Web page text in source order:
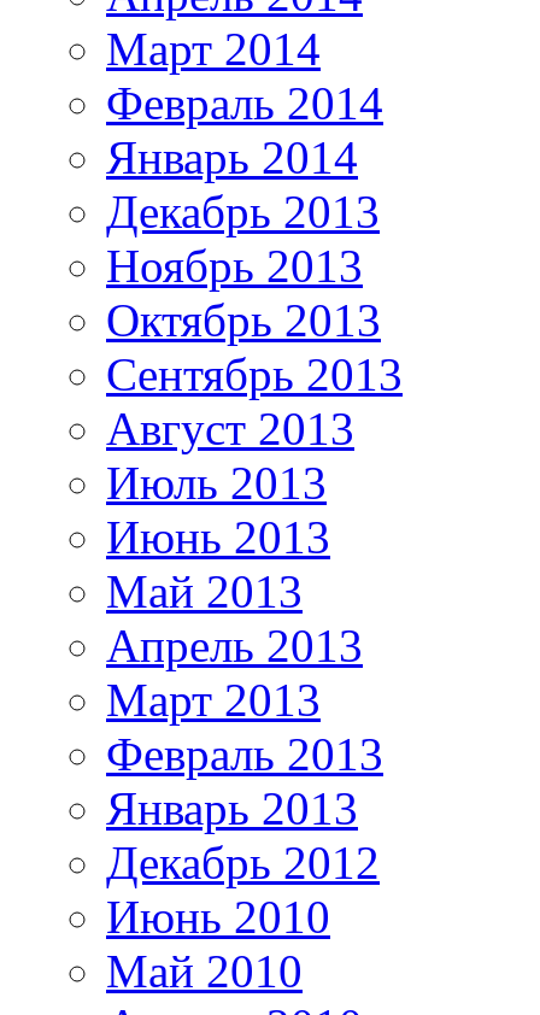
Март 2014
Февраль 2014
Январь 2014
Декабрь 2013
Ноябрь 2013
Октябрь 2013
Сентябрь 2013
Август 2013
Июль 2013
Июнь 2013
Май 2013
Апрель 2013
Март 2013
Февраль 2013
Январь 2013
Декабрь 2012
Июнь 2010
Май 2010